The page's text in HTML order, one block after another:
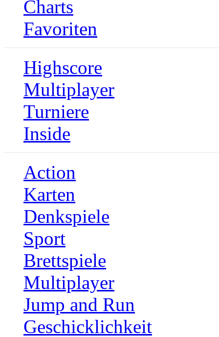
Charts
Favoriten
Highscore
Multiplayer
Turniere
Inside
Action
Karten
Denkspiele
Sport
Brettspiele
Multiplayer
Jump and Run
Geschicklichkeit